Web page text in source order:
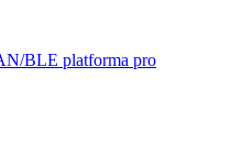
BLE platforma pro